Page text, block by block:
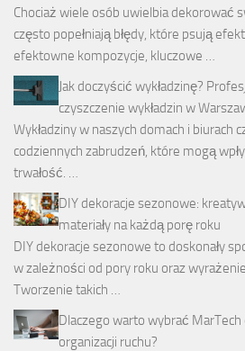
Chociaż wiele osób uwielbia dekorować
często popełniają błędy, które psują
efektowne kompozycje, kluczowe …
Jak doczyścić wykładzinę?
czyszczenie wykładzin w
Wykładziny w naszych domach i biurach
codziennych zabrudzeń, które mogą
trwałość. …
DIY dekoracje sezonowe:
materiały na każdą porę roku
DIY dekoracje sezonowe to doskonały
w zależności od pory roku oraz
Tworzenie takich …
Dlaczego warto wybrać
organizacji ruchu?